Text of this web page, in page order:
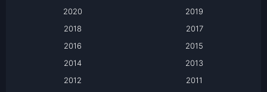
Based on a True Story เรื่องจริง
Based on a True Story เรื่องจริง
2020
2019
2018
2017
2016
2015
2014
2013
2012
2011